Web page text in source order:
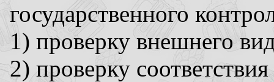
государственного
1) проверку внешнего
2) проверку